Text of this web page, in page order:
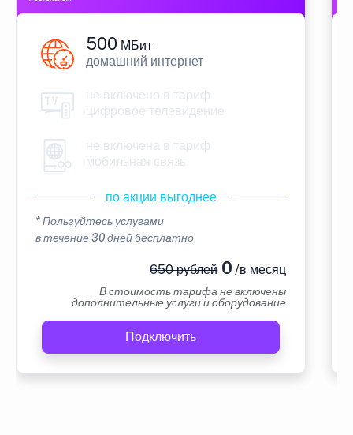
500 МБит
домашний интернет
не включено в тариф
цифровое телевидение
не включена в тариф
мобильная связь
по акции выгоднее
* Пользуйтесь услугами
в течение 30 дней бесплатно
650 рублей0 /в месяц
В стоимость тарифа не включены
дополнительные услуги и оборудование
Подключить